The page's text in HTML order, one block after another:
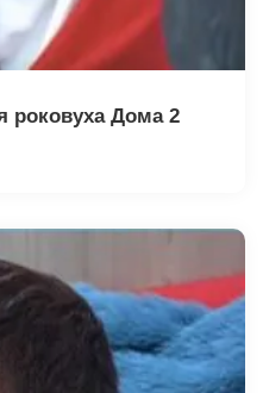
роковуха Дома 2